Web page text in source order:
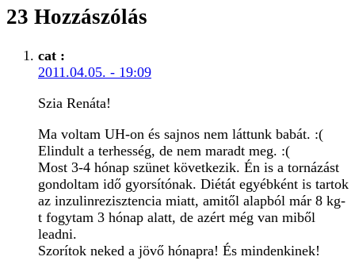
23 Hozzászólás
cat :
2011.04.05. - 19:09
Szia Renáta!
Ma voltam UH-on és sajnos nem láttunk babát. :(
Elindult a terhesség, de nem maradt meg. :(
Most 3-4 hónap szünet következik. Én is a tornázást
gondoltam idő gyorsítónak. Diétát egyébként is tartok
az inzulinrezisztencia miatt, amitől alapból már 8 kg-
t fogytam 3 hónap alatt, de azért még van miből
leadni.
Szorítok neked a jövő hónapra! És mindenkinek!